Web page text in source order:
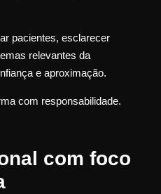
pacientes, esclarecer
relevantes da
e aproximação.
com responsabilidade.
com foco